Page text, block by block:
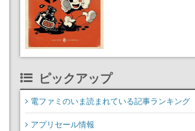
ラ、ステージのイラスト
ピックアップ
電ファミのいま読まれている記事ランキング
アプリセール情報